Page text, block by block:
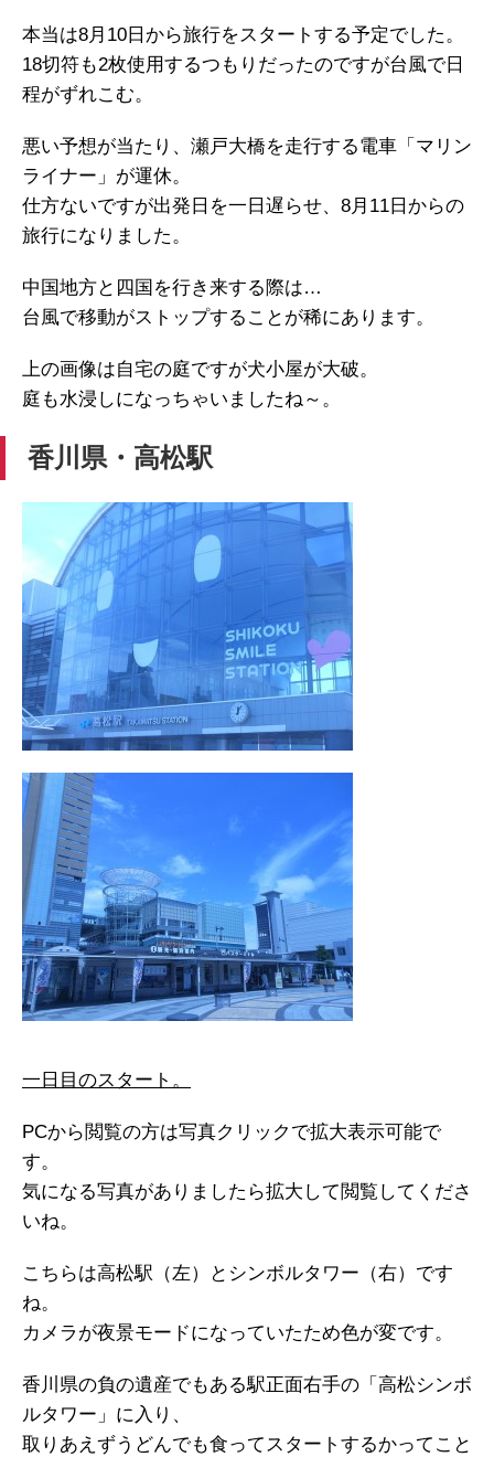
本当は8月10日から旅行をスタートする予定でした。
18切符も2枚使用するつもりだったのですが台風で日
程がずれこむ。
悪い予想が当たり、瀬戸大橋を走行する電車「マリン
ライナー」が運休。
仕方ないですが出発日を一日遅らせ、8月11日からの
旅行になりました。
中国地方と四国を行き来する際は…
台風で移動がストップすることが稀にあります。
上の画像は自宅の庭ですが犬小屋が大破。
庭も水浸しになっちゃいましたね～。
香川県・高松駅
一日目のスタート。
PCから閲覧の方は写真クリックで拡大表示可能で
す。
気になる写真がありましたら拡大して閲覧してくださ
いね。
こちらは高松駅（左）とシンボルタワー（右）です
ね。
カメラが夜景モードになっていたため色が変です。
香川県の負の遺産でもある駅正面右手の「高松シンボ
ルタワー」に入り、
取りあえずうどんでも食ってスタートするかってこと